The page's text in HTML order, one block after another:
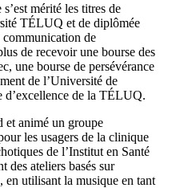
mérité les titres de
TÉLUQ et de diplômée
communication de
de recevoir une bourse des
une bourse de persévérance
de l’Université de
d’excellence de la TÉLUQ.
et animé un groupe
les usagers de la clinique
de l’Institut en Santé
des ateliers basés sur
en utilisant la musique en tant